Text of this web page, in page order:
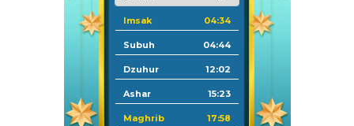
Imsak 04:34
Subuh 04:44
Dzuhur 12:02
Ashar 15:23
Maghrib 17:58